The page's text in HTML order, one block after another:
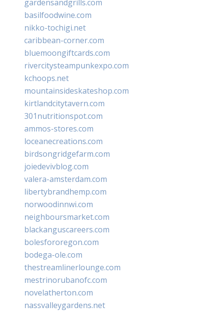
gardensandgrills.com
basilfoodwine.com
nikko-tochigi.net
caribbean-corner.com
bluemoongiftcards.com
rivercitysteampunkexpo.com
kchoops.net
mountainsideskateshop.com
kirtlandcitytavern.com
301nutritionspot.com
ammos-stores.com
loceanecreations.com
birdsongridgefarm.com
joiedevivblog.com
valera-amsterdam.com
libertybrandhemp.com
norwoodinnwi.com
neighboursmarket.com
blackanguscareers.com
bolesfororegon.com
bodega-ole.com
thestreamlinerlounge.com
mestrinorubanofc.com
novelatherton.com
nassvalleygardens.net